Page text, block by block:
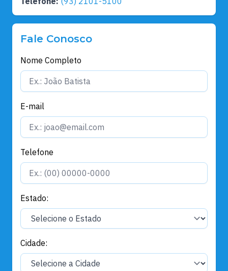
Fale Conosco
Nome Completo
E-mail
Telefone
Estado:
Cidade: